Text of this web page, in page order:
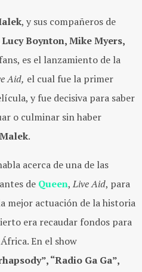
, y sus compañeros de
Boynton, Mike Myers,
es el lanzamiento de la
Aid, el cual fue la primer
y fue decisiva para saber
o culminar sin haber
Malek.
acerca de una de las
de Queen, Live Aid, para
mejor actuación de la historia
era recaudar fondos para
En el show
“Radio Ga Ga”,